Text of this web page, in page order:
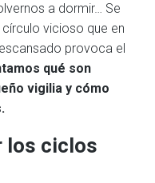
a dormir… Se
vicioso que en
provoca el
qué son
vigilia y cómo
los ciclos